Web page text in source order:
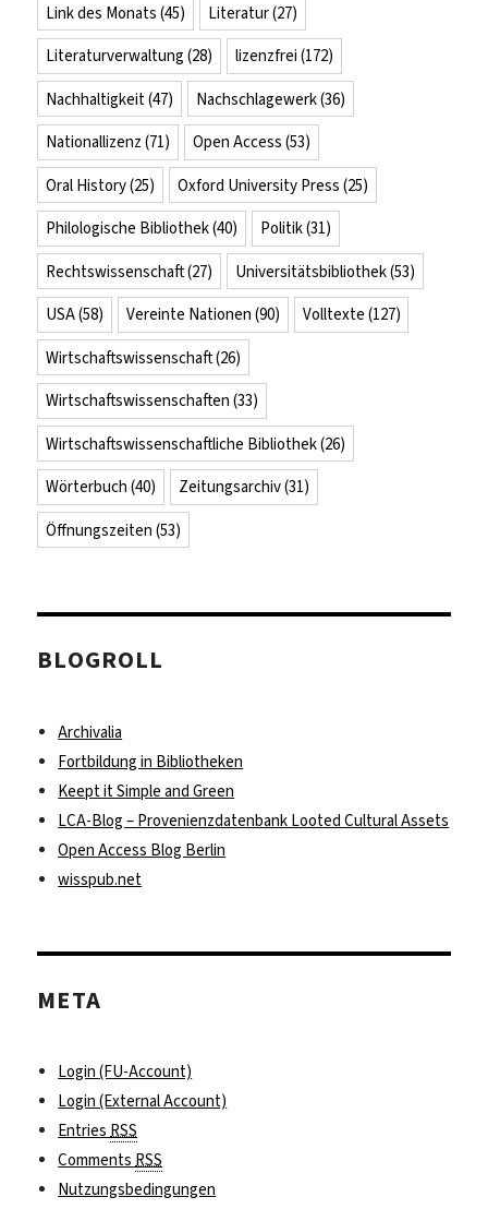
Link des Monats (45) Literatur(27)
Literaturverwaltung (28) lizenzfrei (172)
Nachhaltigkeit(47) Nachschlagewerk(36)
Nationallizenz (71) Open Access (53)
Oral History(25) Oxford University Press (25)
Philologische Bibliothek(40) Politik(31)
Rechtswissenschaft(27) Universitätsbibliothek(53)
USA(58) Vereinte Nationen (90) Volltexte (127)
Wirtschaftswissenschaft(26)
Wirtschaftswissenschaften (33)
Wirtschaftswissenschaftliche Bibliothek(26)
Wörterbuch (40) Zeitungsarchiv(31)
Öffnungszeiten (53)
BLOGROLL
Archivalia
Fortbildung in Bibliotheken
Keept it Simple and Green
LCA-Blog – Provenienzdatenbank Looted Cultural Assets
Open Access Blog Berlin
wisspub.net
META
Login (FU-Account)
Login (External Account)
EntriesRSS
CommentsRSS
Nutzungsbedingungen